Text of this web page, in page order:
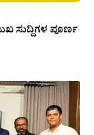
ಸುದ್ದಿಗಳ ಪೂರ್ಣ